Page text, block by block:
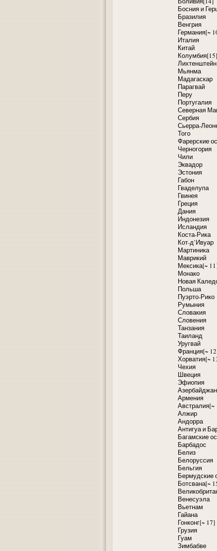
Босния и
Бразилия
Венгрия
Германия[~
Италия
Китай
Колумбия[15]
Лихтенштейн
Мьянма
Мадагаскар
Парагвай
Перу
Португалия
Северная
Сербия
Сьерра-
Того
Фарерские
Черногория
Чили
Эквадор
Эстония
Габон
Гваделупа
Гвинея
Греция
Дания
Индонезия
Исландия
Коста-Рика
Кот-д’Ивуар
Мартиника
Маврикий
Мексика[~
Монако
Новая
Польша
Пуэрто-Рико
Румыния
Словакия
Словения
Танзания
Таиланд
Уругвай
Франция[~
Хорватия[~
Чехия
Швеция
Эфиопия
Азербайджан
Армения
Австралия[~
Алжир
Андорра
Антигуа и
Багамские
Барбадос
Белиз
Белоруссия
Бельгия
Бермудские
Ботсвана[~
Венесуэла
Вьетнам
Гайана
Гонконг[~ 17]
Грузия
Гуам
Зимбабве